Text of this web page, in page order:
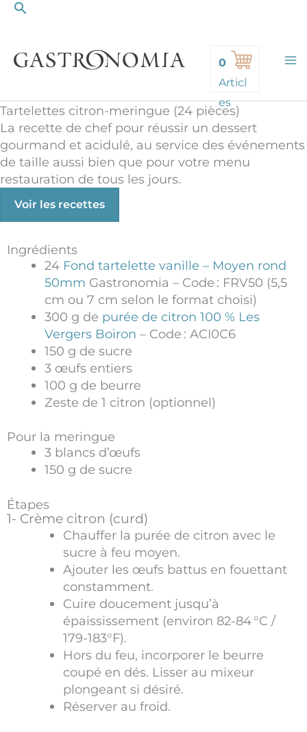
AllerRechercher
0
Articl
es
Tartelettes citron-meringue (24 pièces)
La recette de chef pour réussir un dessert
gourmand et acidulé, au service des événements
de taille aussi bien que pour votre menu
restauration de tous les jours.
Voir les recettes
Ingrédients
24 Fond tartelette vanille – Moyen rond
50mm Gastronomia – Code : FRV50 (5,5
cm ou 7 cm selon le format choisi)
300 g de purée de citron 100 % Les
Vergers Boiron – Code : ACI0C6
150 g de sucre
3 œufs entiers
100 g de beurre
Zeste de 1 citron (optionnel)
Pour la meringue
3 blancs d’œufs
150 g de sucre
Étapes
1- Crème citron (curd)
Chauffer la purée de citron avec le
sucre à feu moyen.
Ajouter les œufs battus en fouettant
constamment.
Cuire doucement jusqu’à
épaississement (environ 82-84 °C /
179-183°F).
Hors du feu, incorporer le beurre
coupé en dés. Lisser au mixeur
plongeant si désiré.
Réserver au froid.